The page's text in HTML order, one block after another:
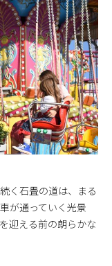
く石畳の道は、まる
が通っていく光景
迎える前の朗らかな